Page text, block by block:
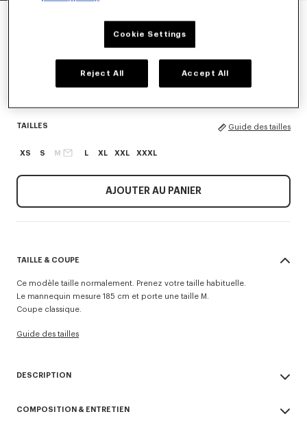
TAILLES Guide des tailles
XS S M L XL XXL XXXL
AJOUTER AU PANIER
TAILLE & COUPE
Ce modèle taille normalement. Prenez votre taille habituelle.
Le mannequin mesure 185 cm et porte une taille M.
Coupe classique.
Guide des tailles
DESCRIPTION
'Kenzo Tulip' inspiré d'un imprimé floral d'une collection de 1979. Il
COMPOSITION & ENTRETIEN
Cookie Settings
Reject All Accept All